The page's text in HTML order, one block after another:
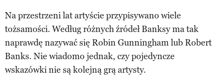
Na przestrzeni lat artyście przypisywano wiele
tożsamości. Według różnych źródeł Banksy ma tak
naprawdę nazywać się Robin Gunningham lub Robert
Banks. Nie wiadomo jednak, czy pojedyncze
wskazówki nie są kolejną grą artysty.